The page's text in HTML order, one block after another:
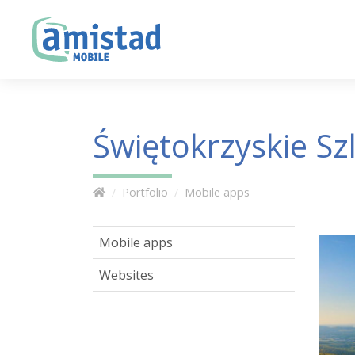
Świętokrzyskie
Portfolio Mobile apps
Mobile apps
Websites